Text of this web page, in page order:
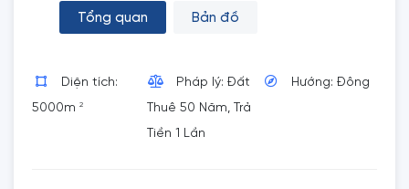
Tổng quan Bản đồ
Diện tích:
5000m 2
Pháp lý: Đất
Thuê 50 Năm, Trả
Tiền 1 Lần
Hướng: Đông